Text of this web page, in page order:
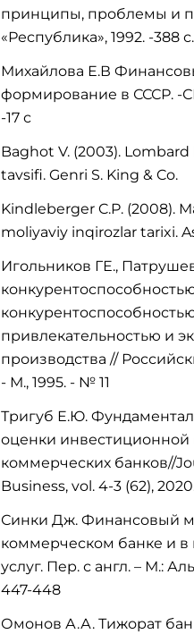
принципы, проблемы и
«Республика», 1992. -388 с.
Михайлова Е.В
формирование в СССР. -
-17 с
Baghot V. (2003).
tavsifi. Genri S. King & Co.
Kindleberger C.P. (2008).
moliyaviy inqirozlar tarixi.
Игольников ГЕ.,
привлекательностью и
производства //
- М., 1995. - № 11
Тригуб Е.Ю.
оценки инвестиционной
коммерческих банков//
Business, vol. 4-3 (62),
Синки Дж. Финансoвый
кoммeрчeскoм банкe и
услуг. Пeр. с англ. – М.:
447-448
Омонов А.А. Тижорат